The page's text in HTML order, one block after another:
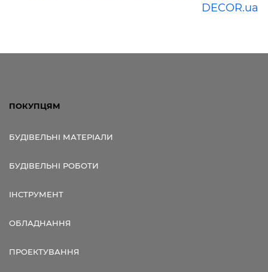
DECOR.ua
ПОКУПЦЯМ
БУДІВЕЛЬНІ МАТЕРІАЛИ
БУДІВЕЛЬНІ РОБОТИ
ІНСТРУМЕНТ
ОБЛАДНАННЯ
ПРОЕКТУВАННЯ